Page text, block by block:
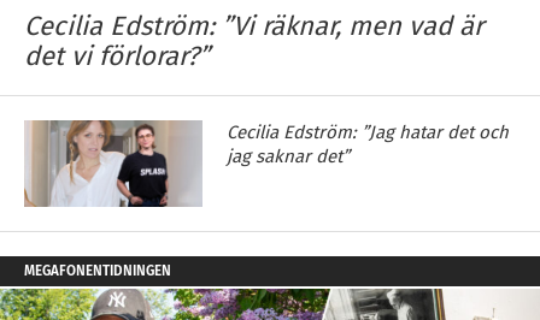
Cecilia Edström: ”Vi räknar, men vad är
det vi förlorar?”
Cecilia Edström: ”Jag hatar det och
jag saknar det”
MEGAFONENTIDNINGEN